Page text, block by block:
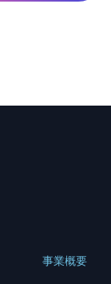
事業概要